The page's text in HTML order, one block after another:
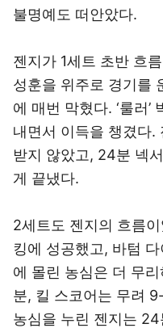
불명예도 떠안았다.
젠지가 1세트 초반 흐
성훈을 위주로 경기를
에 매번 막혔다. ‘룰러’
내면서 이득을 챙겼다.
받지 않았고, 24분 넥
게 끝냈다.
2세트도 젠지의 흐름
킹에 성공했고, 바텀
에 몰린 농심은 더 무
분, 킬 스코어는 무려
농심을 누린 젠지는